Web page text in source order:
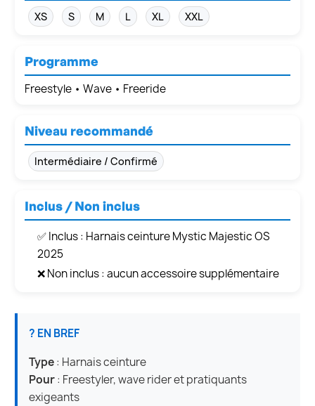
XS S M L XL XXL
Programme
Freestyle • Wave • Freeride
Niveau recommandé
Intermédiaire / Confirmé
Inclus / Non inclus
✅ Inclus : Harnais ceinture Mystic Majestic OS
2025
❌ Non inclus : aucun accessoire supplémentaire
? EN BREF
Type: Harnais ceinture
Pour: Freestyler, wave rider et pratiquants
exigeants